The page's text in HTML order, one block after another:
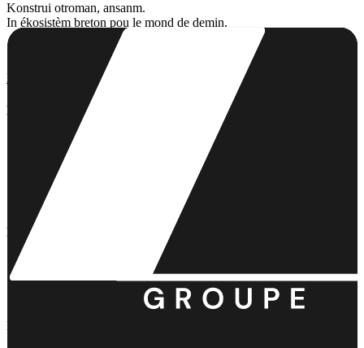
Konstrui otroman, ansanm.
In ékosistèm breton pou le mond de demin.
53 Bd Clemenceau, 22000 Saint-Brieuc
(sur rendez-vous)
lh.contact@lacraie-groupe.com
+33 6 75 04 55 68
Le Group
Le Group
Konsernan
La Boîte à Craies
Aktualité
Kontak
Nout Antité
LACRAIE HABITAT
LACRAIE COMMUNITY
Informasyon